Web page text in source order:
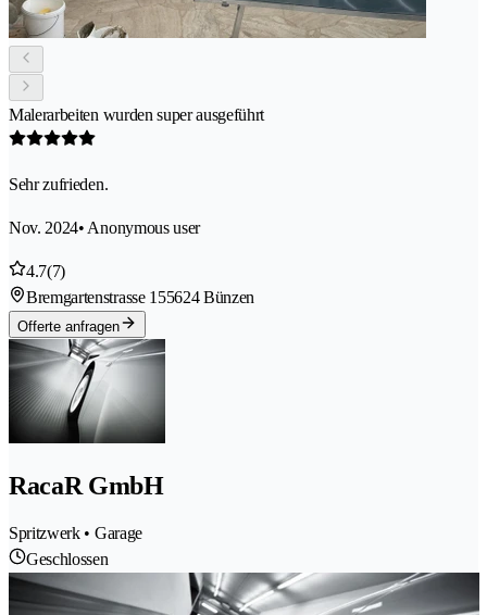
Malerarbeiten wurden super ausgeführt
Sehr zufrieden.
Nov. 2024• Anonymous user
4.7(7)
Bremgartenstrasse 155624 Bünzen
Offerte anfragen
RacaR GmbH
Spritzwerk • Garage
Geschlossen